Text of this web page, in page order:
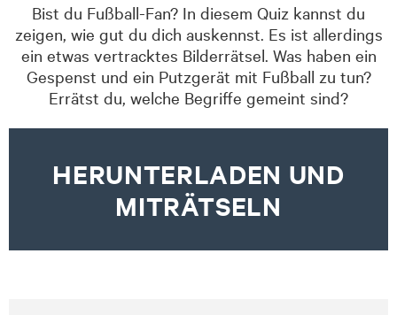
Bist du Fußball-Fan? In diesem Quiz kannst du
zeigen, wie gut du dich auskennst. Es ist allerdings
ein etwas vertracktes Bilderrätsel. Was haben ein
Gespenst und ein Putzgerät mit Fußball zu tun?
Errätst du, welche Begriffe gemeint sind?
HERUNTERLADEN UND
MITRÄTSELN